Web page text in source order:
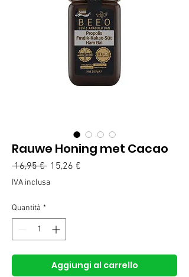
Rauwe Honing met Cacao
16,95 € Prezzo
regolare
15,26 €
IVA inclusa
Quantità *
Aggiungi al carrello